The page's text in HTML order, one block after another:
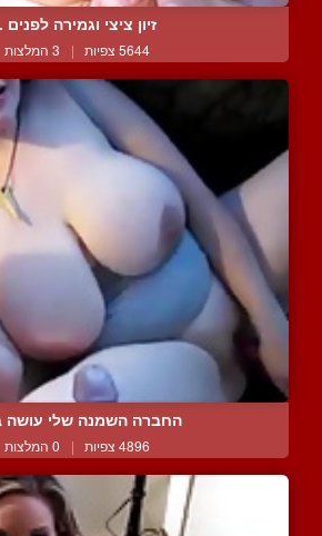
זיון ציצי וגמירה לפנים
5644 צפיות | 3 המלצות
החברה השמנה שלי עושה
4896 צפיות | 0 המלצות